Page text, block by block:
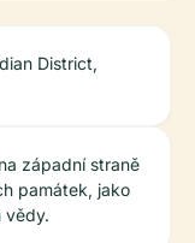
District,
západní straně
památek, jako
vědy.